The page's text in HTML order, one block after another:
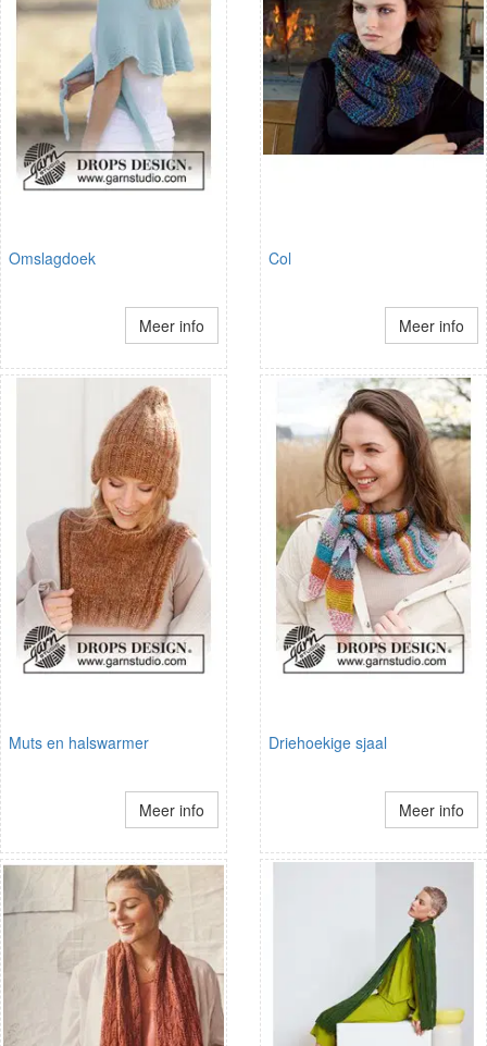
Omslagdoek
Meer info
Col
Meer info
Muts en halswarmer
Meer info
Driehoekige sjaal
Meer info